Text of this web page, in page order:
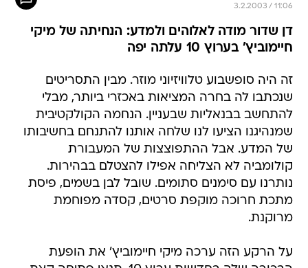
3.2.2003 / 11:06
דן שדור מודה לאלוהים ולמדע: הנחיתה של מיקי
חיימוביץ' בערוץ 10 עלתה יפה
זה היה סופשבוע טלוויזיוני מוזר. מבין התסריטים
שנכתבו לה בחרה המציאות באכזרי ביותר, מבלי
להתחשב בבנאליות שבעניין. הנחמה הקולקטיבית
שמנהיגנו הציעו לנו שלחה אותנו להתנחם בחשיבותו
של המדע. אבל ההתפוצצות של המעבורת
קולומביה לא הצליחה אפילו להצטלם בבהירות.
נותרנו עם סימנים סתומים. שובל לבן בשמים, פיסת
מתכת חרוכה מוקפת סרטים, קסדה מפוחמת
מרוקנת.
על הרקע הזה ערכה מיקי חיימוביץ' את הופעת